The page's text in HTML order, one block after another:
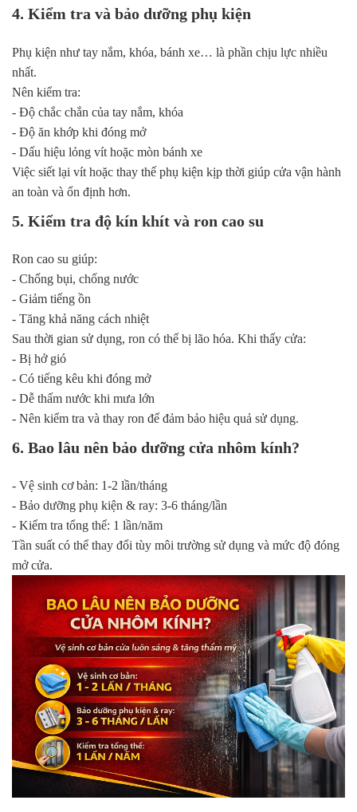
4. Kiểm tra và bảo dưỡng phụ kiện
Phụ kiện như tay nắm, khóa, bánh xe… là phần chịu lực nhiều
nhất.
Nên kiểm tra:
- Độ chắc chắn của tay nắm, khóa
- Độ ăn khớp khi đóng mở
- Dấu hiệu lỏng vít hoặc mòn bánh xe
Việc siết lại vít hoặc thay thế phụ kiện kịp thời giúp cửa vận hành
an toàn và ổn định hơn.
5. Kiểm tra độ kín khít và ron cao su
Ron cao su giúp:
- Chống bụi, chống nước
- Giảm tiếng ồn
- Tăng khả năng cách nhiệt
Sau thời gian sử dụng, ron có thể bị lão hóa. Khi thấy cửa:
- Bị hở gió
- Có tiếng kêu khi đóng mở
- Dễ thấm nước khi mưa lớn
- Nên kiểm tra và thay ron để đảm bảo hiệu quả sử dụng.
6. Bao lâu nên bảo dưỡng cửa nhôm kính?
- Vệ sinh cơ bản: 1-2 lần/tháng
- Bảo dưỡng phụ kiện & ray: 3-6 tháng/lần
- Kiểm tra tổng thể: 1 lần/năm
Tần suất có thể thay đổi tùy môi trường sử dụng và mức độ đóng
mở cửa.